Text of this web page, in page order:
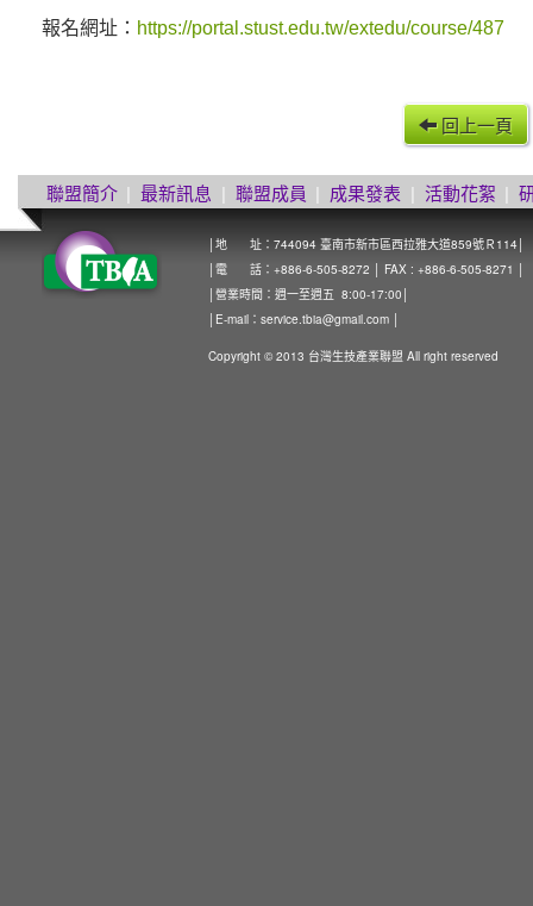
報名網址： https://portal.stust.edu.tw/extedu/course/487
回上一頁
聯盟簡介 | 最新訊息 | 聯盟成員 | 成果發表 | 活動花絮 |
│地 址：744094 臺南市新市區西拉雅大道859號Ｒ114│
│電 話：+886-6-505-8272 │ FAX : +886-6-505-8271 │
│營業時間：週一至週五 8:00-17:00│
│E-mail： service.tbia@gmail.com │
Copyright © 2013 台灣生技產業聯盟 All right reserved